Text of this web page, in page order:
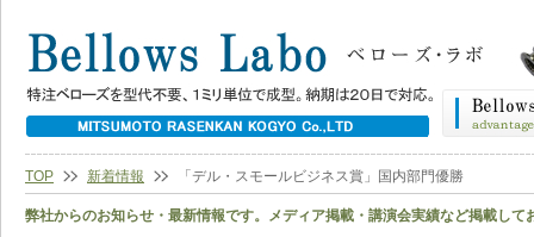
TOP 新着情報 「デル・スモールビジネス賞」国内部門優勝
弊社からのお知らせ・最新情報です。メディア掲載・講演会実績など掲載して